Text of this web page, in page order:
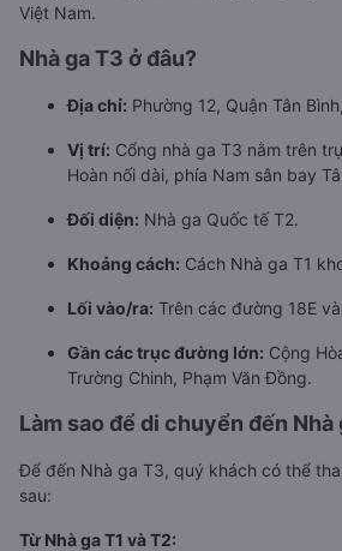
Việt Nam.
Nhà ga T3 ở đâu?
Địa chỉ: Phường 12, Quận Tân
Vị trí: Cổng nhà ga T3 nằm trên
Hoàn nối dài, phía Nam sân bay
Đối diện: Nhà ga Quốc tế T2.
Khoảng cách: Cách Nhà ga T1
Lối vào/ra: Trên các đường 18E và
Gần các trục đường lớn: Cộng
Trường Chinh, Phạm Văn Đồng.
Làm sao để di chuyển đến Nhà
Để đến Nhà ga T3, quý khách có thể
sau:
Từ Nhà ga T1 và T2: